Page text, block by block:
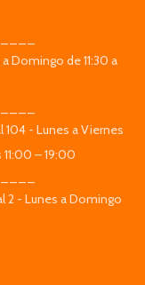
Domingo de 11:30 a
104 - Lunes a Viernes
– 19:00
2 - Lunes a Domingo